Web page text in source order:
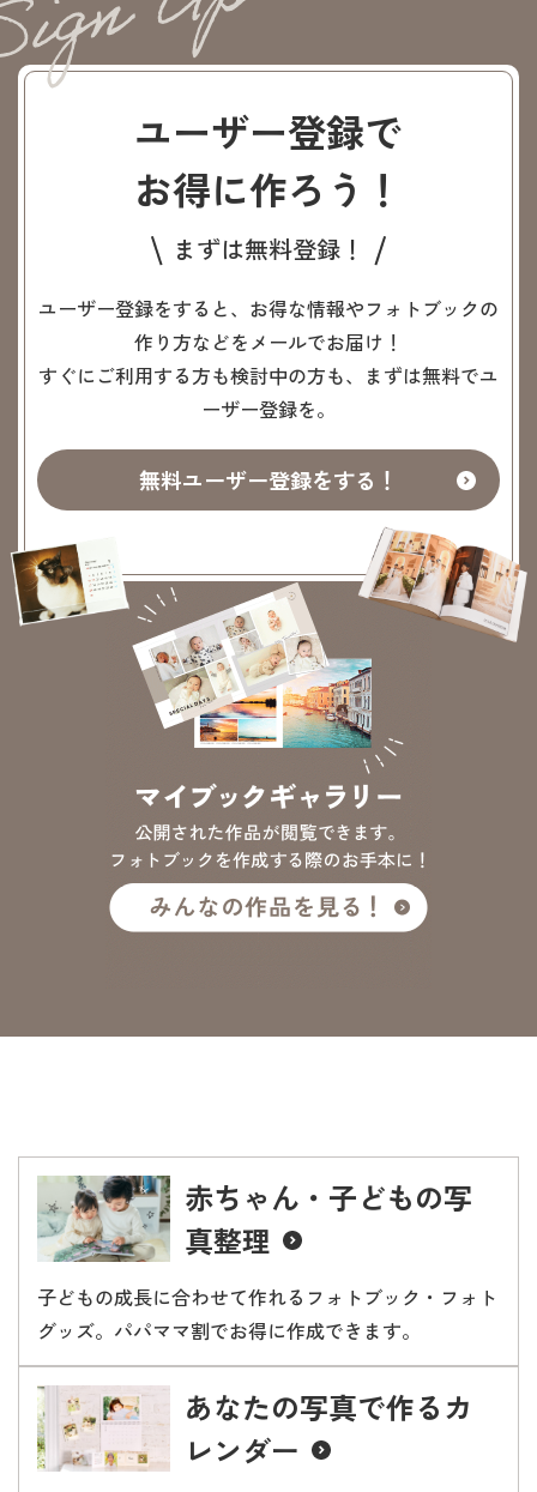
ユーザー登録で
お得に作ろう！
まずは無料登録！
ユーザー登録をすると、お得な情報やフォトブックの
作り方などをメールでお届け！
すぐにご利用する方も検討中の方も、まずは無料でユ
ーザー登録を。
無料ユーザー登録をする！
赤ちゃん・子どもの写
真整理
子どもの成長に合わせて作れるフォトブック・フォト
グッズ。パパママ割でお得に作成できます。
あなたの写真で作るカ
レンダー